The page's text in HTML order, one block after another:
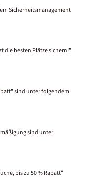
Sicherheitsmanagement
die besten Plätze sichern!"
sind unter folgendem
sind unter
bis zu 50 % Rabatt"